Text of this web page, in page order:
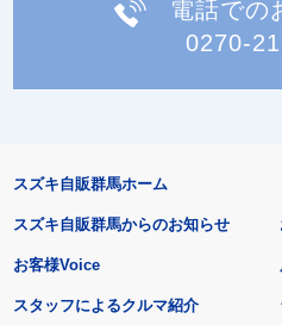
電話での
0270-
スズキ自販群馬ホーム
スズキ自販群馬からのお知らせ
お客様Voice
スタッフによるクルマ紹介